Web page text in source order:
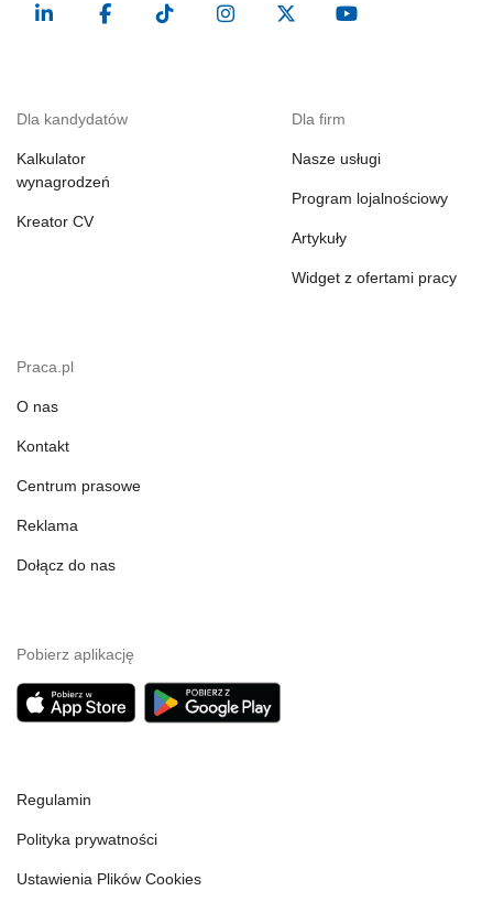
Dla kandydatów
Kalkulator
wynagrodzeń
Kreator CV
Dla firm
Nasze usługi
Program lojalnościowy
Artykuły
Widget z ofertami pracy
Praca.pl
O nas
Kontakt
Centrum prasowe
Reklama
Dołącz do nas
Pobierz aplikację
Regulamin
Polityka prywatności
Ustawienia Plików Cookies